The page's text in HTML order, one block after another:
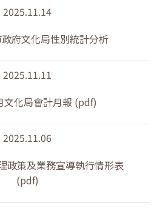
2025.11.14
府文化局性別統計分析
2025.11.11
文化局會計月報 (pdf)
2025.11.06
政策及業務宣導執行情形表
(pdf)